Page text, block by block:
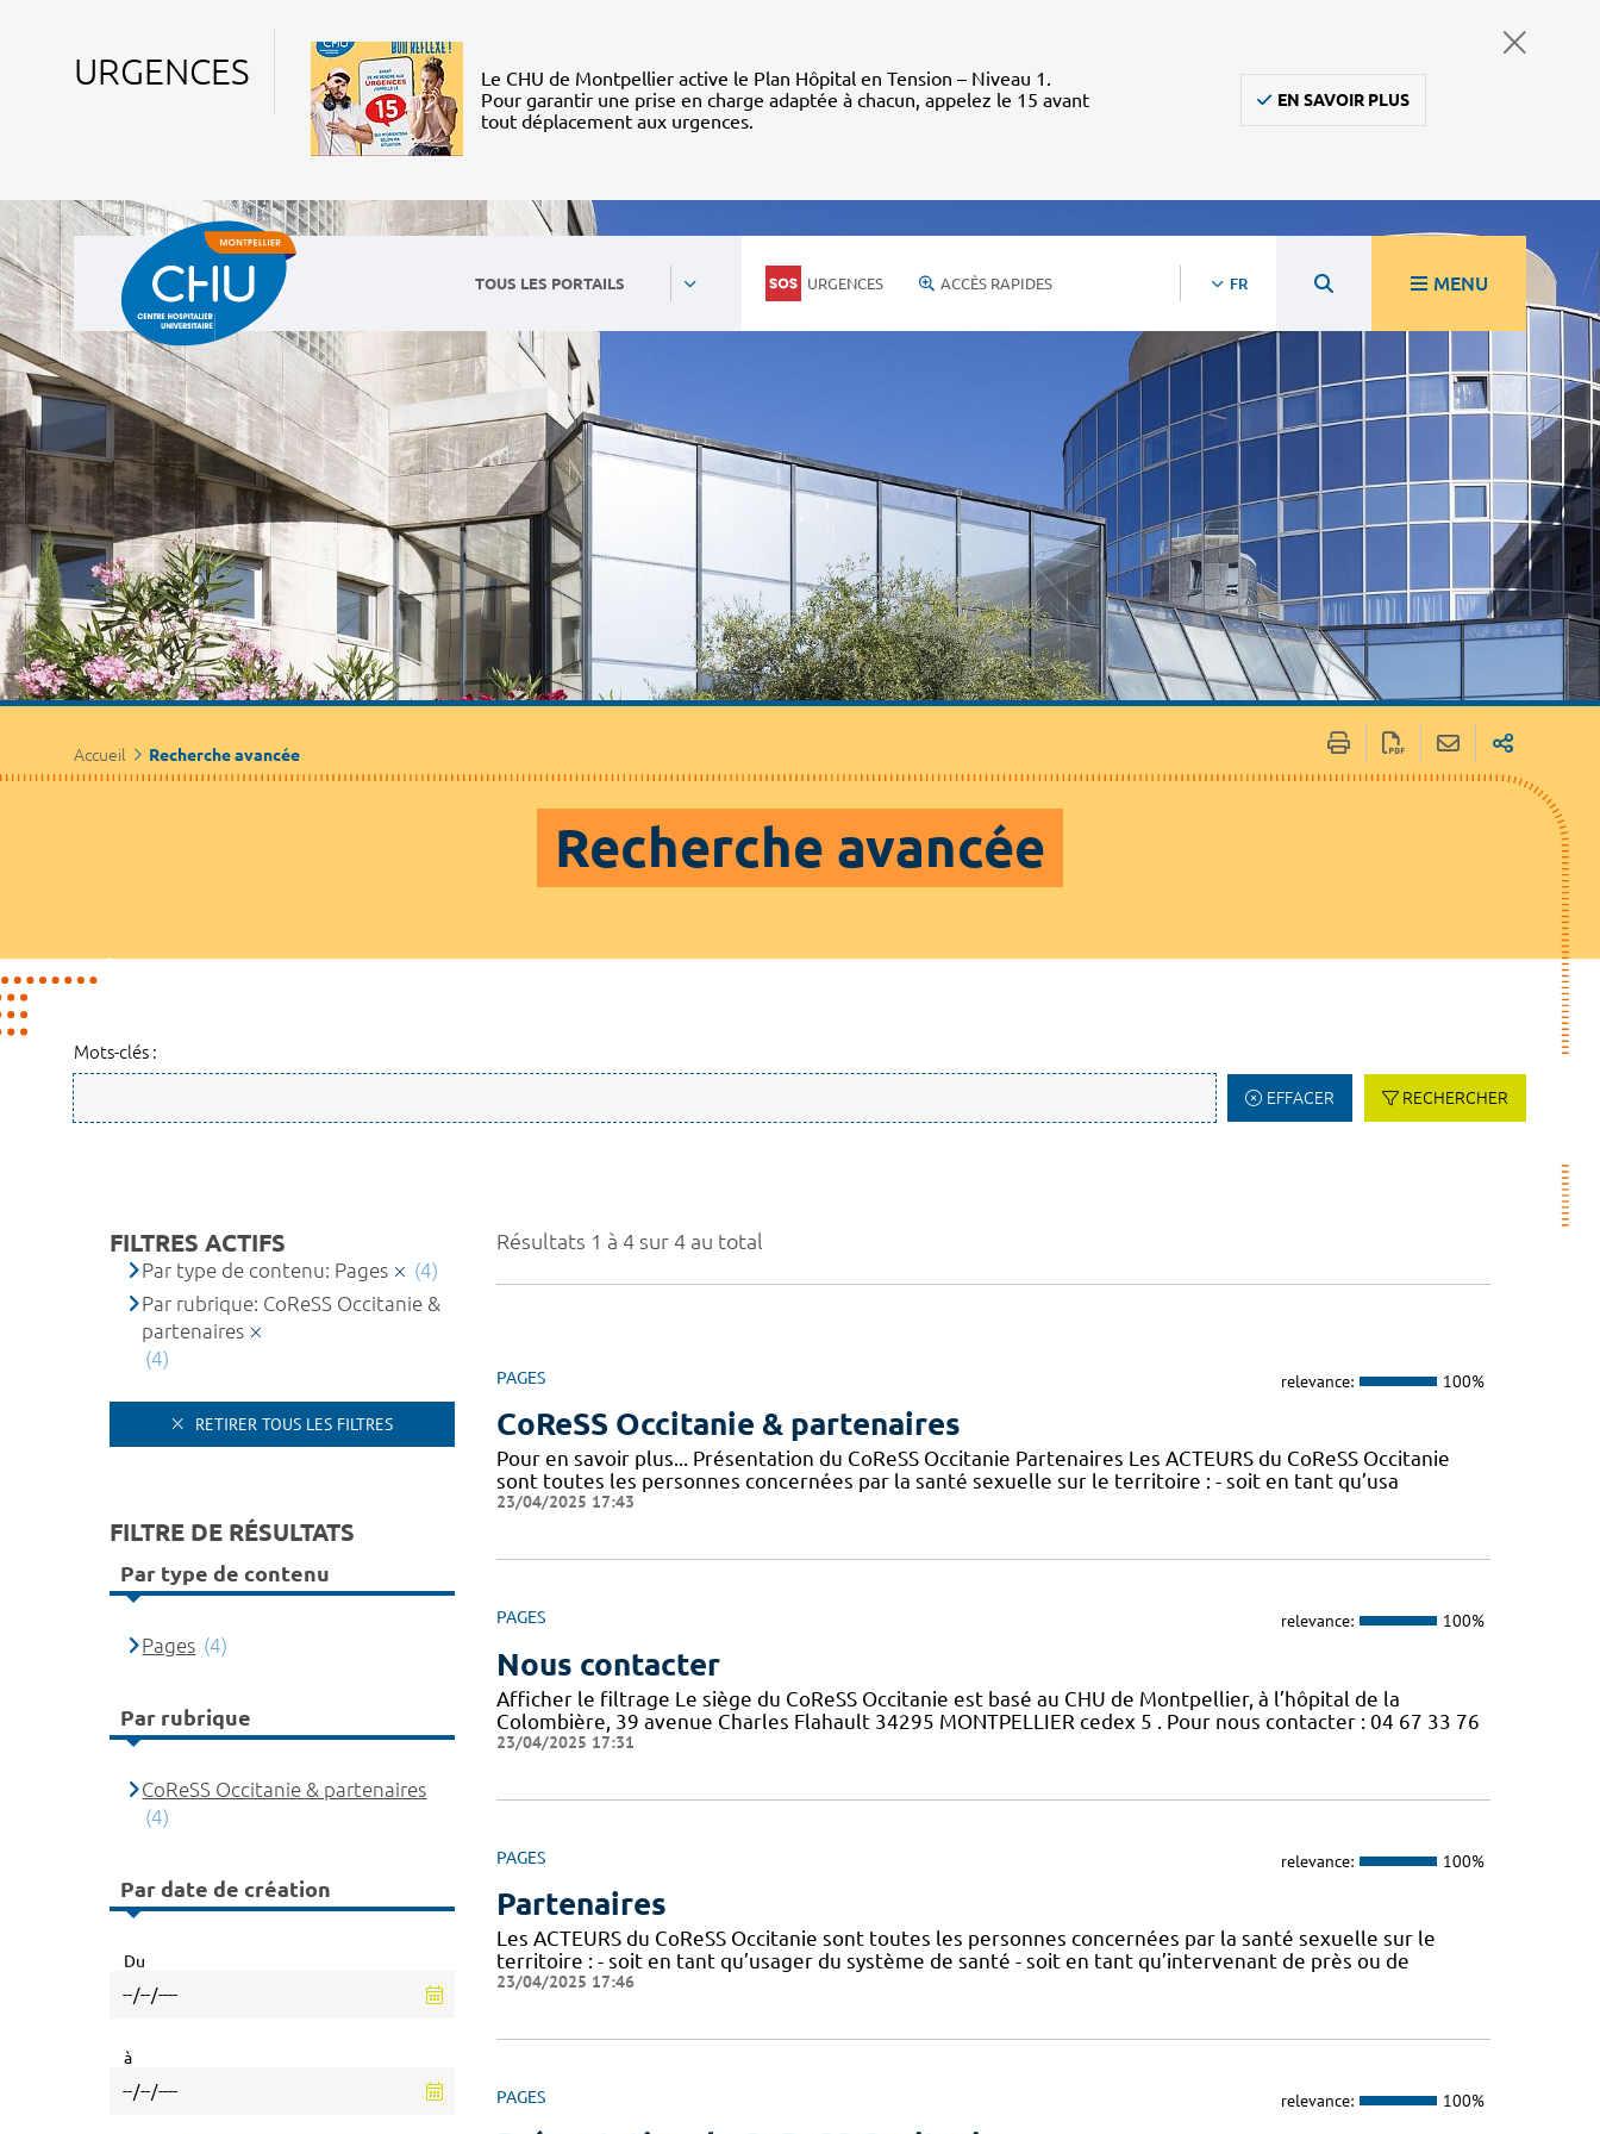
URGENCES
Le CHU de Montpellier active le Plan Hôpital en Tension – Niveau 1.
Pour garantir une prise en charge adaptée à chacun, appelez le 15 avant
tout déplacement aux urgences.
EN SAVOIR PLUS
TOUS LES PORTAILS URGENCES ACCÈS RAPIDES FR MENU
Accueil Recherche avancée
Recherche avancée
Mots-clés :
EFFACER RECHERCHER
Résultats 1 à 4 sur 4 au total
PAGES relevance: 100%
CoReSS Occitanie & partenaires
Pour en savoir plus... Présentation du CoReSS Occitanie Partenaires Les ACTEURS du CoReSS Occitanie
sont toutes les personnes concernées par la santé sexuelle sur le territoire : - soit en tant qu’usa
23/04/2025 17:43
PAGES relevance: 100%
Nous contacter
Afficher le filtrage Le siège du CoReSS Occitanie est basé au CHU de Montpellier, à l’hôpital de la
Colombière, 39 avenue Charles Flahault 34295 MONTPELLIER cedex 5 . Pour nous contacter : 04 67 33 76
23/04/2025 17:31
PAGES relevance: 100%
Partenaires
Les ACTEURS du CoReSS Occitanie sont toutes les personnes concernées par la santé sexuelle sur le
territoire : - soit en tant qu’usager du système de santé - soit en tant qu’intervenant de près ou de
23/04/2025 17:46
PAGES relevance: 100%
FILTRES ACTIFS
Par type de contenu: Pages
(4)
Par rubrique: CoReSS Occitanie &
partenaires
(4)
RETIRER TOUS LES FILTRES
FILTRE DE RÉSULTATS
Par type de contenu
Pages (4)
Par rubrique
CoReSS Occitanie & partenaires
(4)
Par date de création
Du
à